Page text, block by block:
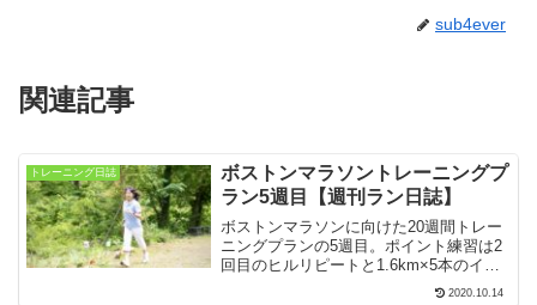
sub4ever
関連記事
トレーニング日誌
ボストンマラソントレーニングプ
ラン5週目【週刊ラン日誌】
ボストンマラソンに向けた20週間トレー
ニングプランの5週目。ポイント練習は2
回目のヒルリピートと1.6km×5本のイン
ターバル。5月の走行距離は300kmを超え
2020.10.14